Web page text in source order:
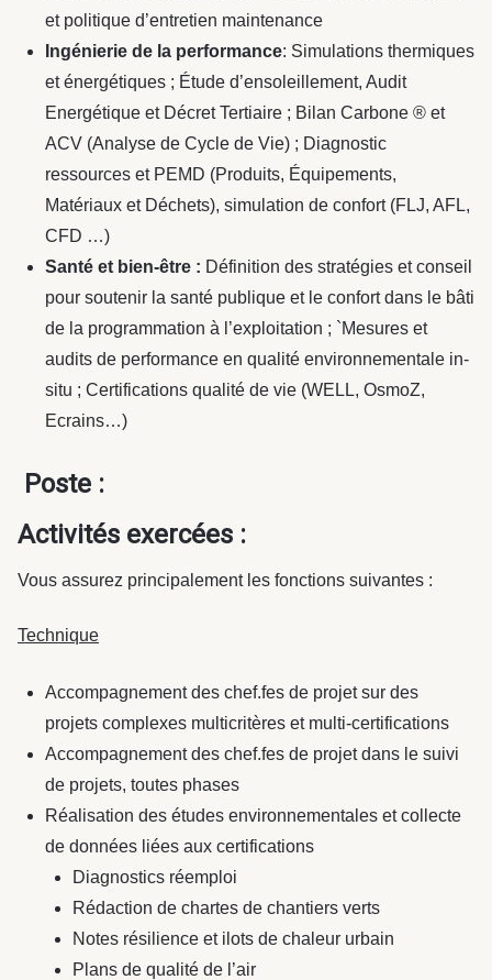
et politique d’entretien maintenance
Ingénierie de la performance: Simulations thermiques
et énergétiques ; Étude d’ensoleillement, Audit
Energétique et Décret Tertiaire ; Bilan Carbone ® et
ACV (Analyse de Cycle de Vie) ; Diagnostic
ressources et PEMD (Produits, Équipements,
Matériaux et Déchets), simulation de confort (FLJ, AFL,
CFD …)
Santé et bien-être : Définition des stratégies et conseil
pour soutenir la santé publique et le confort dans le bâti
de la programmation à l’exploitation ; `Mesures et
audits de performance en qualité environnementale in-
situ ; Certifications qualité de vie (WELL, OsmoZ,
Ecrains…)
Poste :
Activités exercées :
Vous assurez principalement les fonctions suivantes :
Technique
Accompagnement des chef.fes de projet sur des
projets complexes multicritères et multi-certifications
Accompagnement des chef.fes de projet dans le suivi
de projets, toutes phases
Réalisation des études environnementales et collecte
de données liées aux certifications
Diagnostics réemploi
Rédaction de chartes de chantiers verts
Notes résilience et ilots de chaleur urbain
Plans de qualité de l’air